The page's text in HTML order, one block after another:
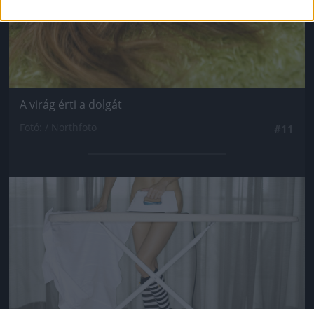
A virág érti a dolgát
Jön még kép!